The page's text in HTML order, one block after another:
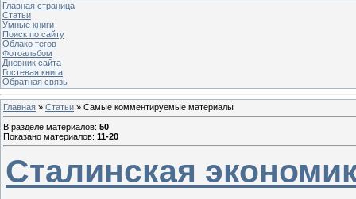
Главная страница
Статьи
Умные книги
Поиск по сайту
Облако тегов
Фотоальбом
Дневник сайта
Гостевая книга
Обратная связь
Главная » Статьи » Самые комментируемые материалы
В разделе материалов: 50
Показано материалов: 11-20
Сталинская